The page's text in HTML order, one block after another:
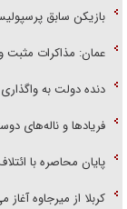
بازیکن سابق
عمان: مذاکرات مثبت و
دنده دولت به
فریاد‌ها و ناله‌های
پایان محاصره با
کربلا از میرجاوه